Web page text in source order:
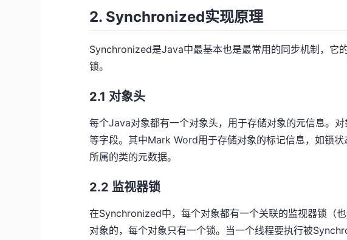
2. Synchronized实现原理
Synchronized是Java中最基本也是最常用的同步机制，它
锁。
2.1 对象头
每个Java对象都有一个对象头，用于存储对象的元信息。
等字段。其中Mark Word用于存储对象的标记信息，如锁
所属的类的元数据。
2.2 监视器锁
在Synchronized中，每个对象都有一个关联的监视器锁（
对象的，每个对象只有一个锁。当一个线程要执行被